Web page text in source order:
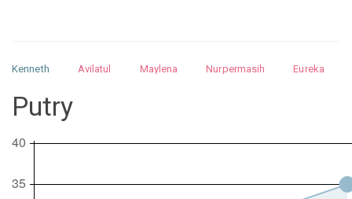
Kenneth Avilatul Maylena Nurpermasih
Eureka
Nurhilman
Putry